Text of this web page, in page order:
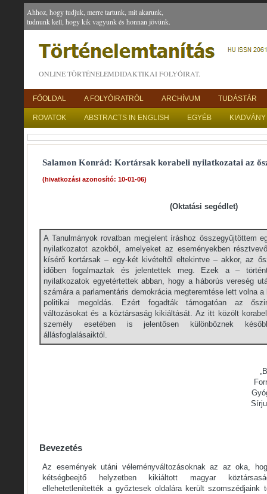
Ahhoz, hogy tudjuk, merre tartunk, mit akarunk,
tudnunk kell, hogy kik vagyunk és honnan jövünk.
ONLINE TÖRTÉNELEMDIDAKTIKAI FOLYÓIRAT.
FŐOLDAL A FOLYÓIRATRÓL ARCHÍVUM TUDÁSTÁR
ROVATOK ABSTRACTS IN ENGLISH EGYÉB
Salamon Konrád: Kortársak korabeli nyilatkozatai az
(hivatkozási azonosító: 10-01-06)
(Oktatási segédlet)
A Tanulmányok rovatban megjelent íráshoz összegyűjtöttem
nyilatkozatot azokból, amelyeket az eseményekben
kísérő kortársak – egy-két kivételtől eltekintve – akkor, az
időben fogalmaztak és jelentettek meg. Ezek a –
nyilatkozatok egyetértettek abban, hogy a háborús vereség
számára a parlamentáris demokrácia megteremtése lett volna
politikai megoldás. Ezért fogadták támogatóan az
változásokat és a köztársaság kikiáltását. Az itt közölt
személy esetében is jelentősen különböznek
állásfoglalásaiktól.
Bevezetés
Az események utáni véleményváltozásoknak az az oka,
kétségbeejtő helyzetben kikiáltott magyar
ellehetetlenítették a győztesek oldalára került szomszédjaink